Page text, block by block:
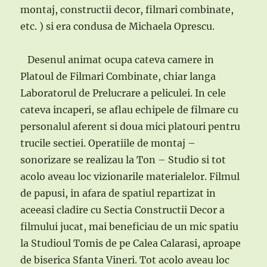
montaj, constructii decor, filmari combinate,
etc. ) si era condusa de Michaela Oprescu.
Desenul animat ocupa cateva camere in
Platoul de Filmari Combinate, chiar langa
Laboratorul de Prelucrare a peliculei. In cele
cateva incaperi, se aflau echipele de filmare cu
personalul aferent si doua mici platouri pentru
trucile sectiei. Operatiile de montaj –
sonorizare se realizau la Ton – Studio si tot
acolo aveau loc vizionarile materialelor. Filmul
de papusi, in afara de spatiul repartizat in
aceeasi cladire cu Sectia Constructii Decor a
filmului jucat, mai beneficiau de un mic spatiu
la Studioul Tomis de pe Calea Calarasi, aproape
de biserica Sfanta Vineri. Tot acolo aveau loc